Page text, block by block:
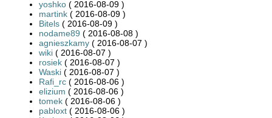
yoshko ( 2016-08-09 )
martink ( 2016-08-09 )
Bitels ( 2016-08-09 )
nodame89 ( 2016-08-08 )
agnieszkamy ( 2016-08-07 )
wiki ( 2016-08-07 )
rosiek ( 2016-08-07 )
Waski ( 2016-08-07 )
Rafi_rc ( 2016-08-06 )
elizium ( 2016-08-06 )
tomek ( 2016-08-06 )
pabloxt ( 2016-08-06 )